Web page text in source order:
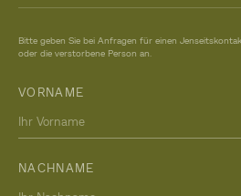
Bitte geben Sie bei Anfragen für einen
oder die verstorbene Person an.
VORNAME
NACHNAME